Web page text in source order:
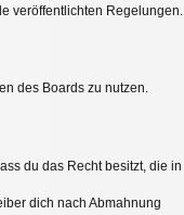
veröffentlichten Regelungen.
des Boards zu nutzen.
du das Recht besitzt, die in
dich nach Abmahnung